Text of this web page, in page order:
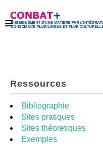
KIT DE FORMATION
Ressources
Bibliographie
Sites pratiques
Sites théoretiques
Exemples